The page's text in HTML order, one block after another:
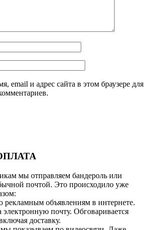
email и адрес сайта в этом браузере для
мы отправляем бандероль или
почтой. Это происходило уже
объявлениям в интернете.
почту. Обговаривается
доставку.